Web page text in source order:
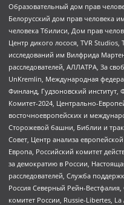
Образовательный дом прав
Белорусский дом прав человека
человека Тбилиси, Дом прав
Центр дикого лосося, TVR
исследований им Вилфрида
расследователей, АЛЛАТРА, За
UnKremlin, Международная
Финланд, Гудзоновский институт,
Комитет-2024, Центрально-
восточноевропейских и
Сторожевой башни, Библии и
Совет, Центр анализа
Европа, Российский комитет
за демократию в России,
расследователей, Служба
Россия Северный Рейн-
комитет России, Russie-Libertes,